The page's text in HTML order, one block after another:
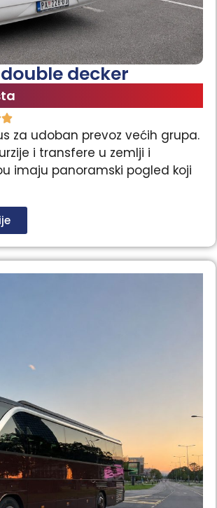
decker
za udoban prevoz većih grupa.
i transfere u zemlji i
imaju panoramski pogled koji